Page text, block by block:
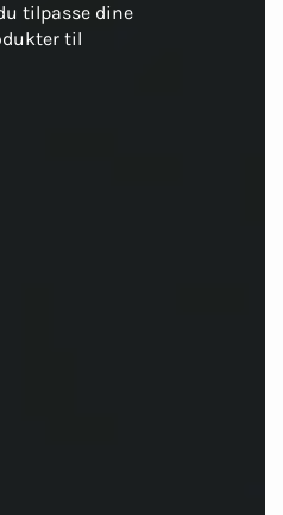
tilpasse dine
til